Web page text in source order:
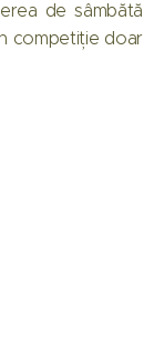
de sâmbătă
competiție doar